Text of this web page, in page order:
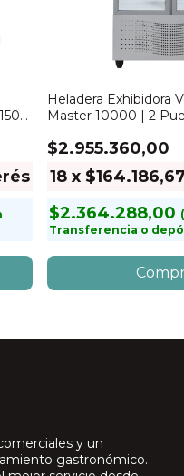
Heladera Exhibidora
Master 10000 | 2
$2.955.360,00
18 x $164.186,67
$2.364.288,00
Transferencia o
y un
gastronómico.